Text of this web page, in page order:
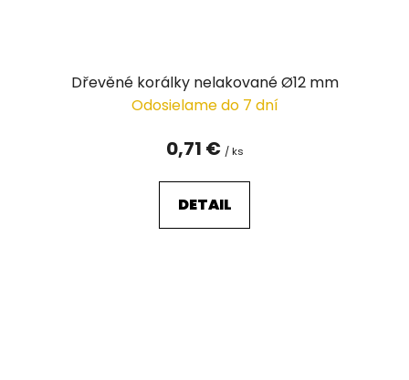
Dřevěné korálky nelakované Ø12 mm
Odosielame do 7 dní
0,71 € / ks
DETAIL